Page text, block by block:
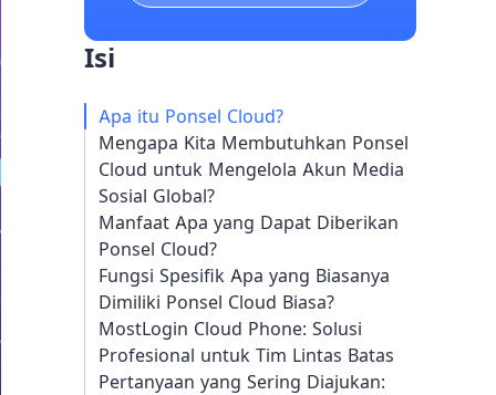
Isi
Apa itu Ponsel Cloud?
Mengapa Kita Membutuhkan Ponsel
Cloud untuk Mengelola Akun Media
Sosial Global?
Manfaat Apa yang Dapat Diberikan
Ponsel Cloud?
Fungsi Spesifik Apa yang Biasanya
Dimiliki Ponsel Cloud Biasa?
MostLogin Cloud Phone: Solusi
Profesional untuk Tim Lintas Batas
Pertanyaan yang Sering Diajukan: